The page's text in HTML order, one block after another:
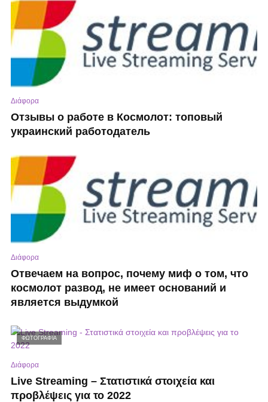
Διάφορα
Отзывы о работе в Космолот: топовый
украинский работодатель
Διάφορα
Отвечаем на вопрос, почему миф о том, что
космолот развод, не имеет оснований и
является выдумкой
ΦΩΤΟΓΡΑΦΊΑ
Διάφορα
Live Streaming – Στατιστικά στοιχεία και
προβλέψεις για το 2022